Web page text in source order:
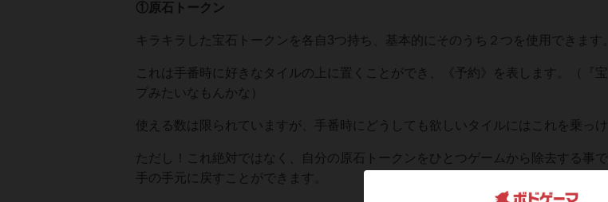
①原石トークン
キラキラした宝石トークンを各自3つ持ち、基本的にそのうち２つを使用できます。
これは手番時に好きなタイルの上に置くことができ、《予約》を表します。（『
プみたいなもんかな）
使える数は限られていますが、手番時にどうしても欲しいタイルにはこれを乗っけ
ただし！これ絶対ではなく、自分の原石トークンをひとつゲームから除去する事
手の手元に戻すことができます。